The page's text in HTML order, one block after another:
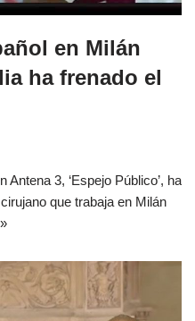
en Milán
ha frenado el
3, ‘Espejo Público’, ha
que trabaja en Milán